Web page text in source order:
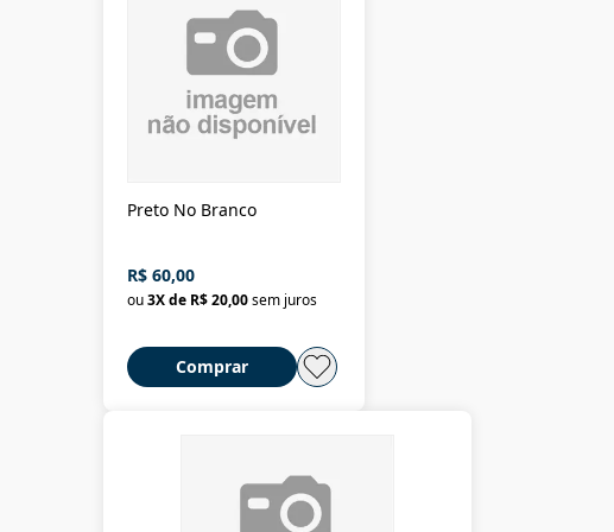
Preto No Branco
R$ 60,00
ou3X de R$ 20,00sem juros
Comprar